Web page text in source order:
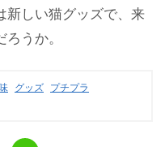
新しい猫グッズで、来
うか。
グッズ プチプラ